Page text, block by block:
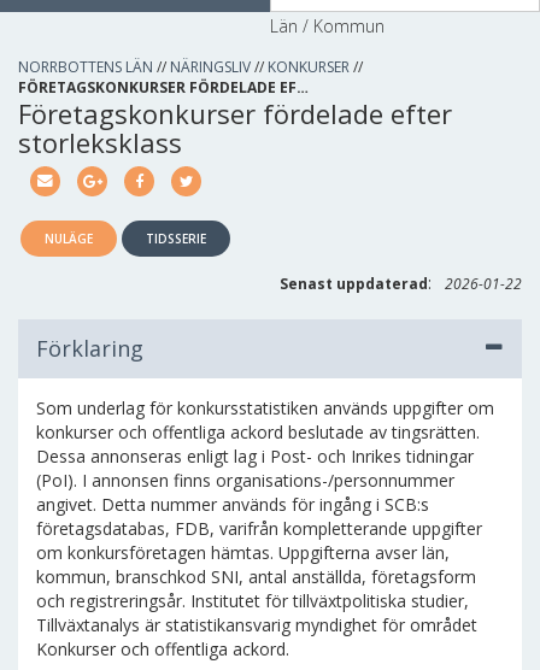
Län / Kommun
NORRBOTTENS LÄN // NÄRINGSLIV// KONKURSER//
FÖRETAGSKONKURSER FÖRDELADE EF…
Företagskonkurser fördelade efter
storleksklass
NULÄGE TIDSSERIE
Senast uppdaterad: 2026-01-22
Förklaring
Som underlag för konkursstatistiken används uppgifter om
konkurser och offentliga ackord beslutade av tingsrätten.
Dessa annonseras enligt lag i Post- och Inrikes tidningar
(PoI). I annonsen finns organisations-/personnummer
angivet. Detta nummer används för ingång i SCB:s
företagsdatabas, FDB, varifrån kompletterande uppgifter
om konkursföretagen hämtas. Uppgifterna avser län,
kommun, branschkod SNI, antal anställda, företagsform
och registreringsår. Institutet för tillväxtpolitiska studier,
Tillväxtanalys är statistikansvarig myndighet för området
Konkurser och offentliga ackord.